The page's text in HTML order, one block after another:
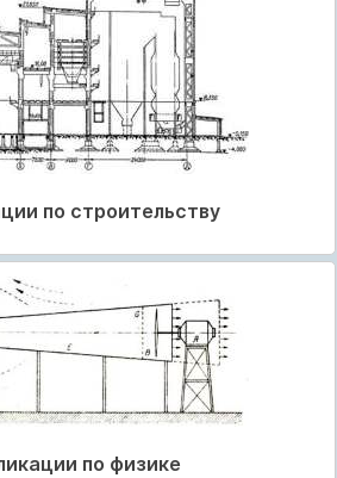
по строительству
по физике